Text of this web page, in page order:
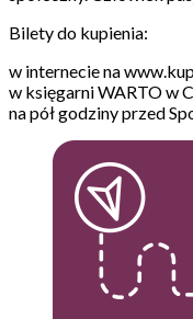
Bilety do kupienia:
w internecie na
w księgarni WARTO w
na pół godziny przed